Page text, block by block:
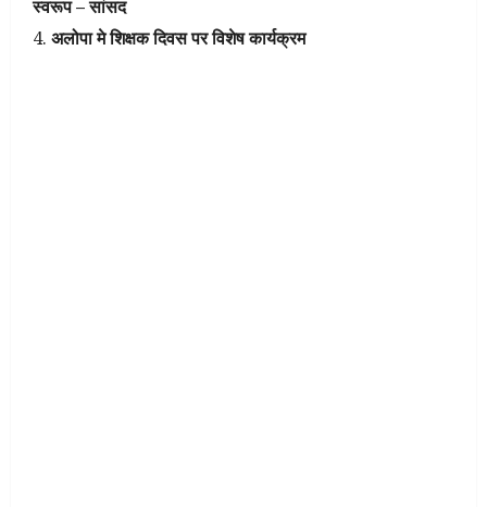
स्वरूप – सांसद
अलोपा मे शिक्षक दिवस पर विशेष कार्यक्रम